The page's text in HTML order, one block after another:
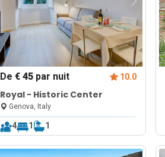
De€ 45 par nuit 10.0
Royal - Historic Center
Genova, Italy
4 1 1